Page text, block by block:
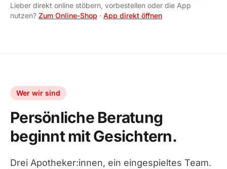
Lieber direkt online stöbern, vorbestellen oder die App
nutzen? Zum Online-Shop · App direkt öffnen
Wer wir sind
Persönliche Beratung
beginnt mit Gesichtern.
Drei Apotheker:innen, ein eingespieltes Team.